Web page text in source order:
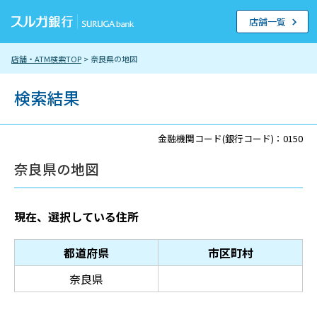
店舗・ATM検索TOP > 奈良県の地図
店舗一覧
検索結果
金融機関コード(銀行コード)：0150
奈良県の地図
現在、選択している住所
都道府県
市区町村
奈良県